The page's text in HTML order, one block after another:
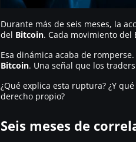
Durante más de seis meses, la
del Bitcoin. Cada movimiento del
Esa dinámica acaba de
Bitcoin. Una señal que los
¿Qué explica esta ruptura? ¿Y
derecho propio?
Seis meses de